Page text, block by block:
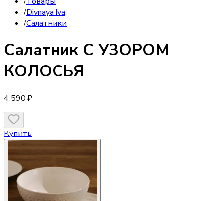
/Divnaya Iva
/Салатники
Салатник С УЗОРОМ
КОЛОСЬЯ
4 590 ₽
Купить